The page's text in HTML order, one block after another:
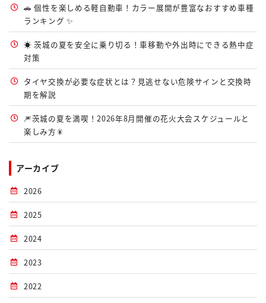
🚗 個性を楽しめる軽自動車！カラー展開が豊富なおすすめ車種
ランキング ✨
☀️ 茨城の夏を安全に乗り切る！車移動や外出時にできる熱中症
対策
タイヤ交換が必要な症状とは？見逃せない危険サインと交換時
期を解説
🎆茨城の夏を満喫！2026年8月開催の花火大会スケジュールと
楽しみ方🎇
アーカイブ
2026
2025
2024
2023
2022